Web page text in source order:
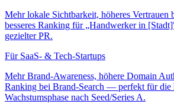
Mehr lokale Sichtbarkeit, höheres Vertrauen
besseres Ranking für „Handwerker in
gezielter PR.
Für SaaS- & Tech-Startups
Mehr Brand-Awareness, höhere Domain
Ranking bei Brand-Search — perfekt für die
Wachstumsphase nach Seed/Series A.